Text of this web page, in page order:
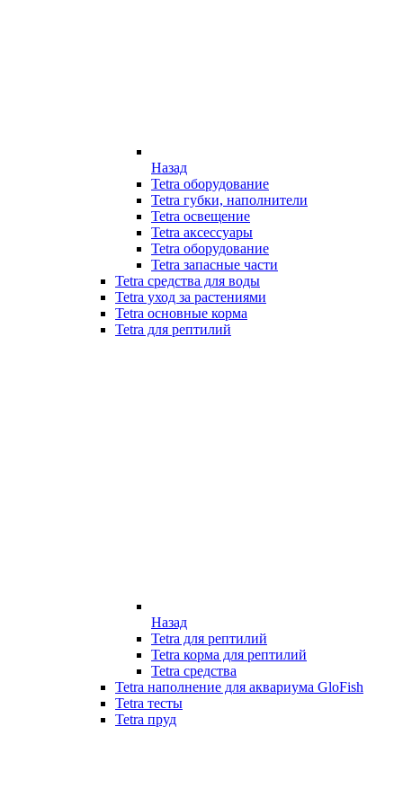
Назад
Tetra оборудование
Tetra губки, наполнители
Tetra освещение
Tetra аксессуары
Tetra оборудование
Tetra запасные части
Tetra средства для воды
Tetra уход за растениями
Tetra основные корма
Tetra для рептилий
Назад
Tetra для рептилий
Tetra корма для рептилий
Tetra средства
Tetra наполнение для аквариума GloFish
Tetra тесты
Tetra пруд